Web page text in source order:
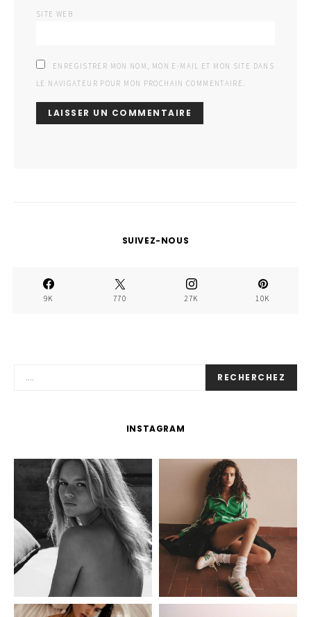
SITE WEB
ENREGISTRER MON NOM, MON E-MAIL ET MON SITE DANS
LE NAVIGATEUR POUR MON PROCHAIN COMMENTAIRE.
SUIVEZ-NOUS
9K 770 27K 10K
RECHERCHEZ
INSTAGRAM